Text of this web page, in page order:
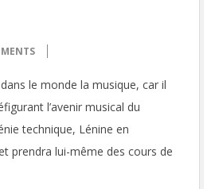
le monde la musique, car il
l’avenir musical du
technique, Lénine en
prendra lui-même des cours de